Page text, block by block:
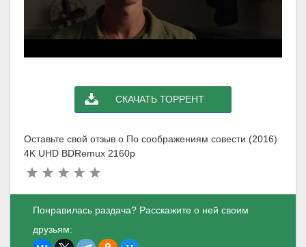
СКАЧАТЬ ТОРРЕНТ
Оставьте свой отзыв о По соображениям совести (2016)
4K UHD BDRemux 2160p
Понравилась раздача? Расскажите о ней своим
друзьям: